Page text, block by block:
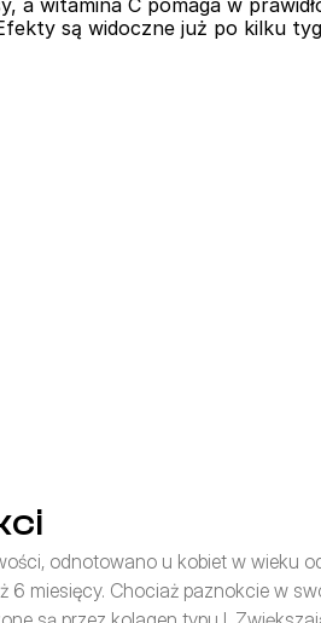
a witamina C pomaga w
są widoczne już po kilku
odnotowano u kobiet w wieku
6 miesięcy. Chociaż paznokcie w